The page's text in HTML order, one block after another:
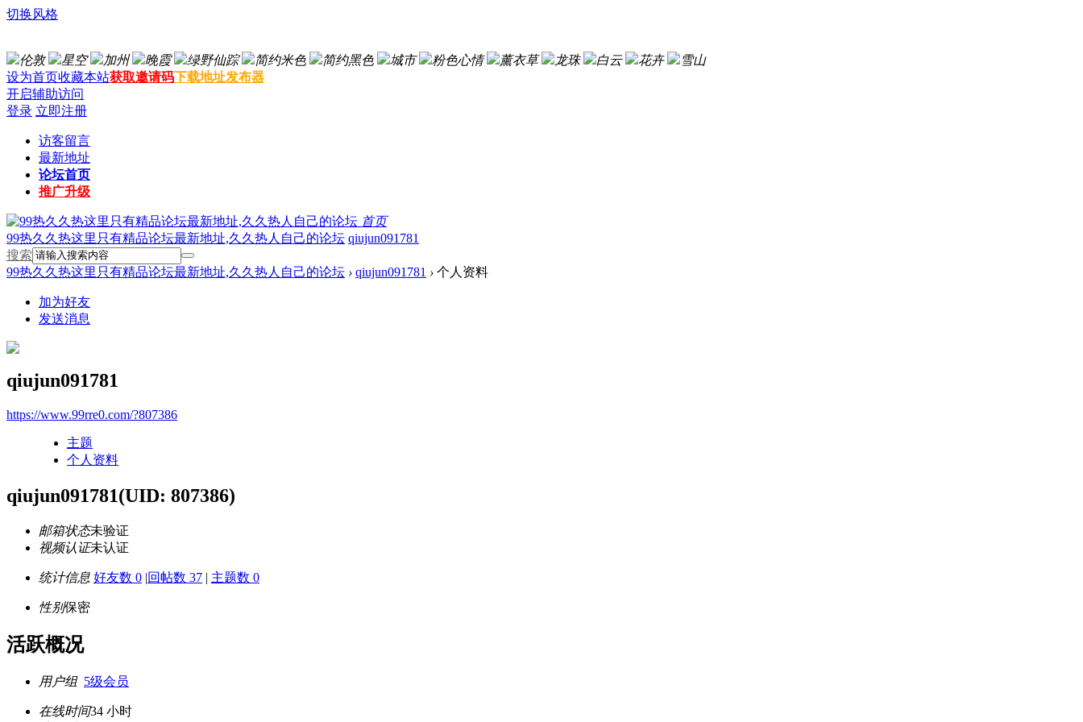
切换风格
伦敦 星空 加州 晚霞 绿野仙踪 简约米色 简约黑色 城市 粉色心情 薰衣草 龙珠 白云 花卉
雪山
设为首页收藏本站获取邀请码下载地址发布器
开启辅助访问
登录 立即注册
访客留言
最新地址
论坛首页
推广升级
首页
99热久久热这里只有精品论坛最新地址,久久热人自己的论坛 qiujun091781
搜索
99热久久热这里只有精品论坛最新地址,久久热人自己的论坛 › qiujun091781 › 个人资料
加为好友
发送消息
qiujun091781
https://www.99rre0.com/?807386
主题
个人资料
qiujun091781(UID: 807386)
邮箱状态未验证
视频认证未认证
统计信息 好友数 0 |回帖数 37 | 主题数 0
性别保密
活跃概况
用户组 5级会员
在线时间34 小时